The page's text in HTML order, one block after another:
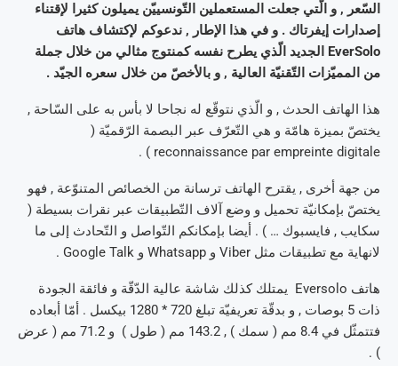
السّعر , و الّتي جعلت المستعملين التّونسييّن يميلون كثيرا لإقتناء
إصدارات إيفرتاك . و في هذا الإطار , ندعوكم لإكتشاف هاتف
EverSolo الجديد الّذي يطرح نفسه كمنتوج مثالي من خلال جملة
من المميّزات التّقنيّة العالية , و بالأخصّ من خلال سعره الجيّد .
هذا الهاتف الحدث , و الّذي نتوقّع له نجاحا لا بأس به على السّاحة ,
يختصّ بميزة هامّة و هي التّعرّف عبر البصمة الرّقميّة (
reconnaissance par empreinte digitale ) .
من جهة أخرى , يقترح الهاتف ترسانة من الخصائص المتنوّعة , فهو
يختصّ بإمكانيّة تحميل و وضع آلاف التّطبيقات عبر نقرات بسيطة (
سكايب , فايسبوك … ) . أيضا بإمكانكم التّواصل و التّحادث إلى ما
لانهاية مع تطبيقات مثل Viber و Whatsapp و Google Talk .
هاتف Eversolo يمتلك كذلك شاشة عالية الدّقّة و فائقة الجودة
ذات 5 بوصات , و بدقّة تعريفيّة تبلغ 720 * 1280 بيكسل . أمّا أبعاده
فتتمثّل في 8.4 مم ( سمك ) , 143.2 مم ( طول ) و 71.2 مم ( عرض
) .